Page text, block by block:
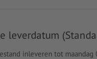
leverdatum
inleveren tot maandag